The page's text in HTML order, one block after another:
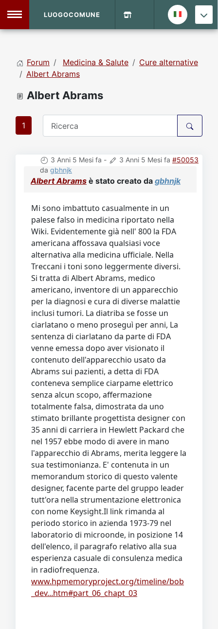
Home
Vecchio Sito
LUOGOCOMUNE
Forum Medicina & Salute
Cure alternative
Albert Abrams
Albert Abrams
1
3 Anni 5 Mesi fa - 3 Anni 5 Mesi fa #50053
da gbhnjk
Albert Abrams è stato creato da gbhnjk
Mi sono imbattuto casualmente in un
palese falso in medicina riportato nella
Wiki. Evidentemente già nell' 800 la FDA
americana affossava qualsiasi voce
alternativa alla medicina ufficiale. Nella
Treccani i toni sono leggermente diversi.
Si tratta di Albert Abrams, medico
americano, inventore di un apparecchio
per la diagnosi e cura di diverse malattie
inclusi tumori. La diatriba se fosse un
ciarlatano o meno proseguì per anni, La
sentenza di ciarlatano da parte di FDA
venne emessa dopo aver visionato il
contenuto dell'apparecchio usato da
Abrams sui pazienti, a detta di FDA
conteneva semplice ciarpame elettrico
senza alcun scopo, affermazione
totalmente falsa, dimostrata da uno
stimato brillante progettista designer con
35 anni di carriera in Hewlett Packard che
nel 1957 ebbe modo di avere in mano
l'apparecchio di Abrams, merita leggere la
sua testimonianza. E' contenuta in un
memorandum storico di questo valente
designer, facente parte del gruppo leader
tutt'ora nella strumentazione elettronica
con nome Keysight.Il link rimanda al
periodo storico in azienda 1973-79 nel
laboratorio di microonde, in posizione 14
dell'elenco, il paragrafo relativo alla sua
esperienza casuale di consulenza medica
in radiofrequenza.
www.hpmemoryproject.org/timeline/bob
_dev...htm#part_06_chapt_03